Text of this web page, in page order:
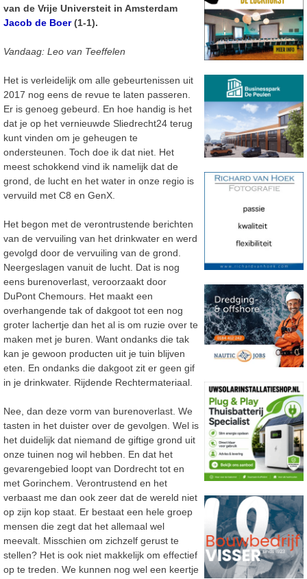
van de Vrije Universteit in Amsterdam
Jacob de Boer(1-1).
Vandaag: Leo van Teeffelen
Het is verleidelijk om alle gebeurtenissen uit
2017 nog eens de revue te laten passeren.
Er is genoeg gebeurd. En hoe handig is het
dat je op het vernieuwde Sliedrecht24 terug
kunt vinden om je geheugen te
ondersteunen. Toch doe ik dat niet. Het
meest schokkend vind ik namelijk dat de
grond, de lucht en het water in onze regio is
vervuild met C8 en GenX.
Het begon met de verontrustende berichten
van de vervuiling van het drinkwater en werd
gevolgd door de vervuiling van de grond.
Neergeslagen vanuit de lucht. Dat is nog
eens burenoverlast, veroorzaakt door
DuPont Chemours. Het maakt een
overhangende tak of dakgoot tot een nog
groter lachertje dan het al is om ruzie over te
maken met je buren. Want ondanks die tak
kan je gewoon producten uit je tuin blijven
eten. En ondanks die dakgoot zit er geen gif
in je drinkwater. Rijdende Rechtermateriaal.
Nee, dan deze vorm van burenoverlast. We
tasten in het duister over de gevolgen. Wel is
het duidelijk dat niemand de giftige grond uit
onze tuinen nog wil hebben. En dat het
gevarengebied loopt van Dordrecht tot en
met Gorinchem. Verontrustend en het
verbaast me dan ook zeer dat de wereld niet
op zijn kop staat. Er bestaat een hele groep
mensen die zegt dat het allemaal wel
meevalt. Misschien om zichzelf gerust te
stellen? Het is ook niet makkelijk om effectief
op te treden. We kunnen nog wel een keertje